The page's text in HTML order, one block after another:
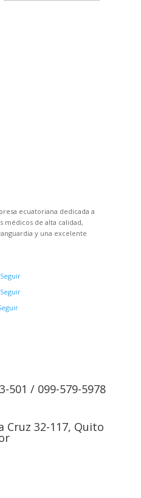
ecuatoriana dedicada a
médicos de alta calidad,
y una excelente
Seguir
Seguir
501 / 099-579-5978
Cruz 32-117, Quito